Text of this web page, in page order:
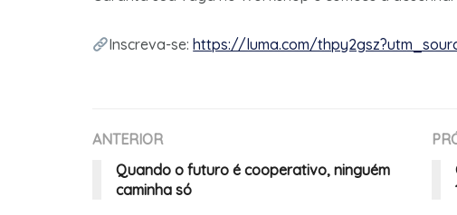
Inscreva-se: https://luma.com/
ANTERIOR
Quando o futuro é cooperativo, ninguém
caminha só